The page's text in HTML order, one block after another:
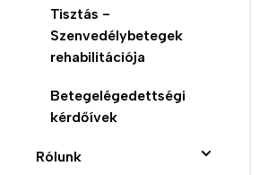
Tisztás -
Szenvedélybetegek
rehabilitációja
Betegelégedettségi
kérdőívek
Rólunk